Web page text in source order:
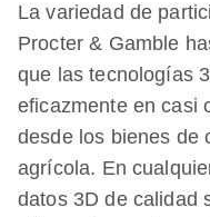
La variedad de
Procter & Gamble
que las tecnologías
eficazmente en casi
desde los bienes de
agrícola. En
datos 3D de calidad